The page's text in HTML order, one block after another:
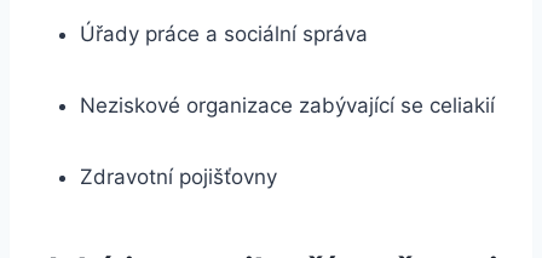
Úřady práce a sociální správa
Neziskové organizace zabývající se celiakií
Zdravotní pojišťovny